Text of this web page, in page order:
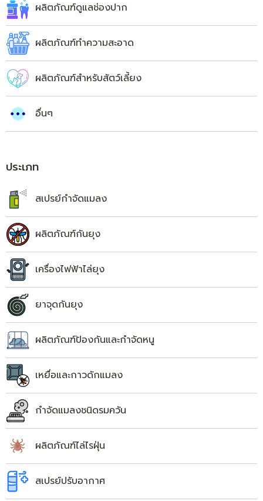
ผลิตภัณฑ์ดูแลช่องปาก
ผลิตภัณฑ์ทำความสะอาด
ผลิตภัณฑ์สำหรับสัตว์เลี้ยง
อื่นๆ
ประเภท
สเปรย์กำจัดแมลง
ผลิตภัณฑ์กันยุง
เครื่องไฟฟ้าไล่ยุง
ยาจุดกันยุง
ผลิตภัณฑ์ป้องกันและกำจัดหนู
เหยื่อและกาวดักแมลง
กำจัดแมลงชนิดรมควัน
ผลิตภัณฑ์ไล่ไรฝุ่น
สเปรย์ปรับอากาศ